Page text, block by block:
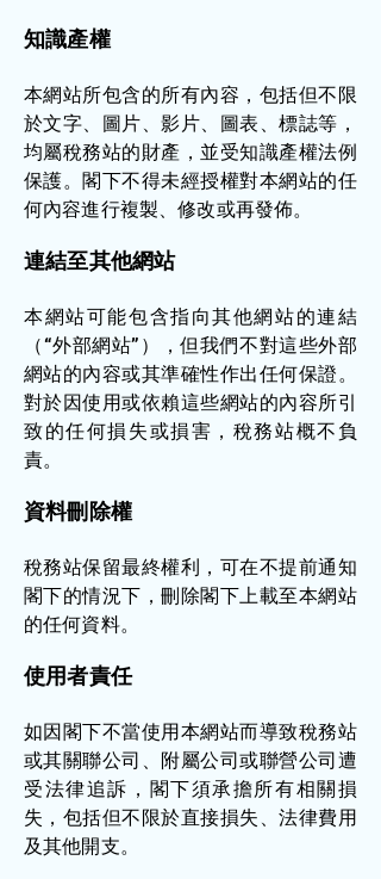
知識產權
本網站所包含的所有內容，包括但不限
於文字、圖片、影片、圖表、標誌等，
均屬稅務站的財產，並受知識產權法例
保護。閣下不得未經授權對本網站的任
何內容進行複製、修改或再發佈。
連結至其他網站
本網站可能包含指向其他網站的連結
（“外部網站”），但我們不對這些外部
網站的內容或其準確性作出任何保證。
對於因使用或依賴這些網站的內容所引
致的任何損失或損害，稅務站概不負
責。
資料刪除權
稅務站保留最終權利，可在不提前通知
閣下的情況下，刪除閣下上載至本網站
的任何資料。
使用者責任
如因閣下不當使用本網站而導致稅務站
或其關聯公司、附屬公司或聯營公司遭
受法律追訴，閣下須承擔所有相關損
失，包括但不限於直接損失、法律費用
及其他開支。